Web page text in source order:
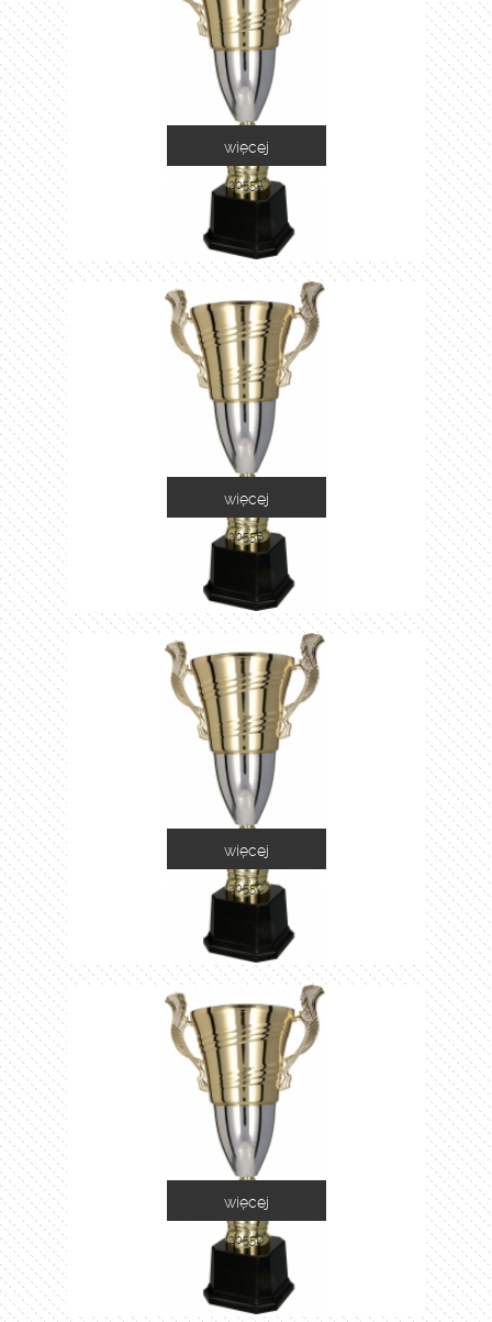
2055A
więcej
2055B
więcej
2055C
więcej
2055D
więcej